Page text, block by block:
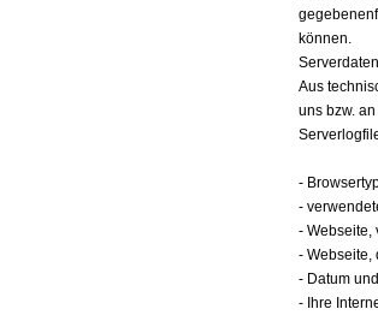
können.
Serverdaten
Aus
uns bzw.
-
-
- Webseite,
- Webseite,
- Datum
- Ihre